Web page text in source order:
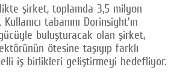
şirket, toplamda 3,5 milyon
tabanını Dorinsight'ın
buluşturacak olan şirket,
ötesine taşıyıp farklı
iş birlikleri geliştirmeyi hedefliyor.